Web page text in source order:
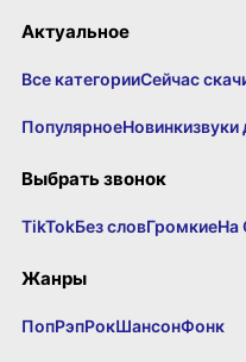
Актуальное
Все категорииСейчас
ПопулярноеНовинкизвуки
Выбрать звонок
TikTokБез словГромкиеНа
Жанры
ПопРэпРокШансонФонк